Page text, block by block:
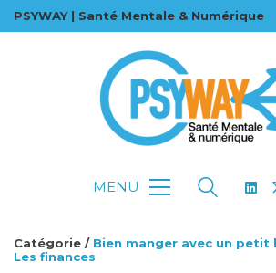
PSYWAY | Santé Mentale & Numérique
MENU
Catégorie / Bien manger avec un petit
Les finances